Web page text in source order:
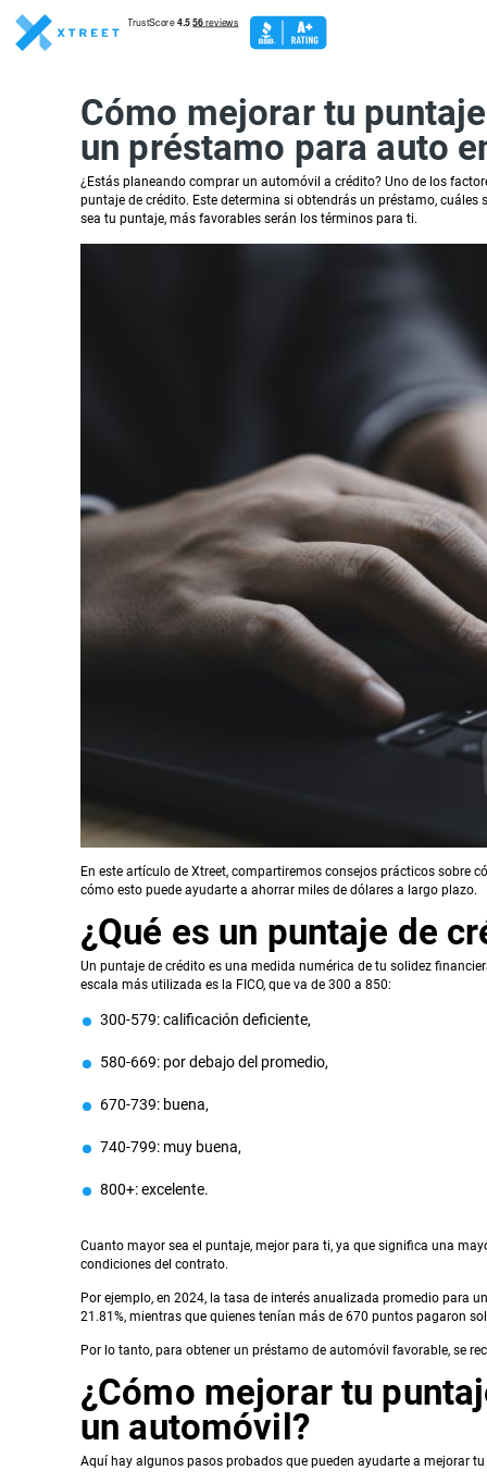
Cómo mejorar tu
un préstamo para auto
¿Estás planeando comprar un automóvil a crédito? Uno de los
puntaje de crédito. Este determina si obtendrás un préstamo,
sea tu puntaje, más favorables serán los términos para ti.
En este artículo de Xtreet, compartiremos consejos prácticos
cómo esto puede ayudarte a ahorrar miles de dólares a largo plazo.
¿Qué es un puntaje de
Un puntaje de crédito es una medida numérica de tu solidez
escala más utilizada es la FICO, que va de 300 a 850:
300-579: calificación deficiente,
580-669: por debajo del promedio,
670-739: buena,
740-799: muy buena,
800+: excelente.
Cuanto mayor sea el puntaje, mejor para ti, ya que significa una
condiciones del contrato.
Por ejemplo, en 2024, la tasa de interés anualizada promedio para
21.81%, mientras que quienes tenían más de 670 puntos pagaron
Por lo tanto, para obtener un préstamo de automóvil favorable, se
¿Cómo mejorar tu
un automóvil?
Aquí hay algunos pasos probados que pueden ayudarte a mejorar